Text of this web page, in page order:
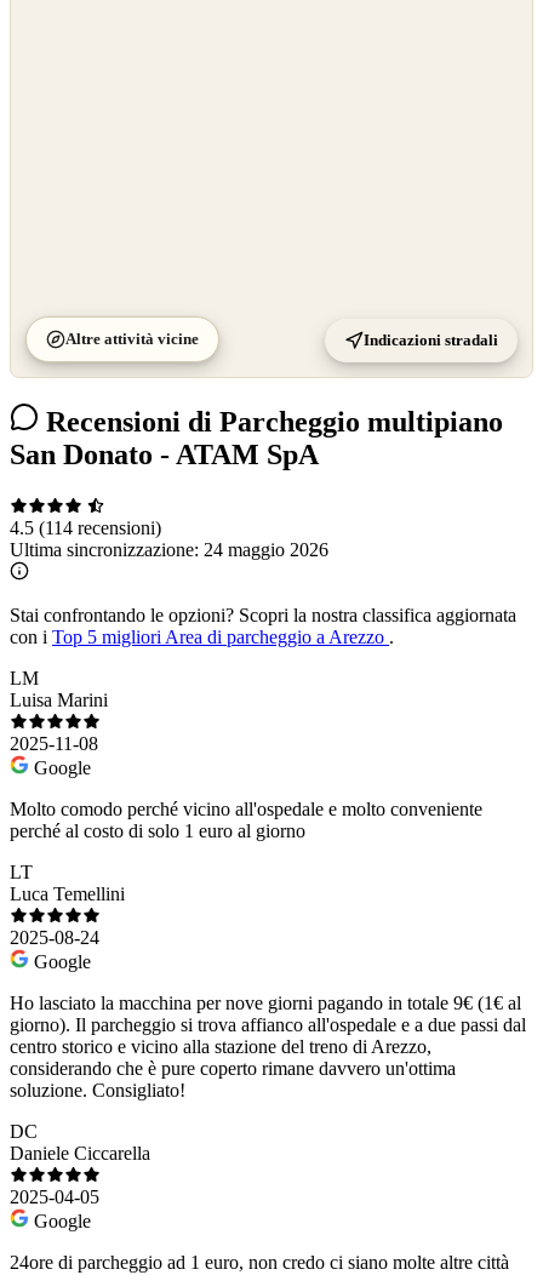
Altre attività vicine Indicazioni stradali
Recensioni di Parcheggio multipiano
San Donato - ATAM SpA
4.5 (114 recensioni)
Ultima sincronizzazione: 24 maggio 2026
Stai confrontando le opzioni? Scopri la nostra classifica aggiornata
con i Top 5 migliori Area di parcheggio a Arezzo .
LM
Luisa Marini
2025-11-08
Google
Molto comodo perché vicino all'ospedale e molto conveniente
perché al costo di solo 1 euro al giorno
LT
Luca Temellini
2025-08-24
Google
Ho lasciato la macchina per nove giorni pagando in totale 9€ (1€ al
giorno). Il parcheggio si trova affianco all'ospedale e a due passi dal
centro storico e vicino alla stazione del treno di Arezzo,
considerando che è pure coperto rimane davvero un'ottima
soluzione. Consigliato!
DC
Daniele Ciccarella
2025-04-05
Google
24ore di parcheggio ad 1 euro, non credo ci siano molte altre città